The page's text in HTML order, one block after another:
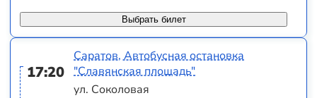
Выбрать билет
17:20
Саратов, Автобусная остановка
"Славянская площадь"
ул. Соколовая